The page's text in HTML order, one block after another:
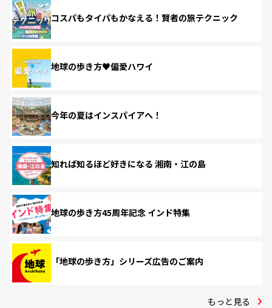
コスパもタイパもかなえる！賢者の旅テクニック
地球の歩き方♥偏愛ハワイ
今年の夏はインスパイアへ！
知れば知るほど好きになる 湘南・江の島
地球の歩き方45周年記念 インド特集
「地球の歩き方」シリーズ広告のご案内
もっと見る